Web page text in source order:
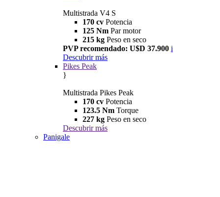
Multistrada V4 S
170 cv Potencia
125 Nm Par motor
215 kg Peso en seco
PVP recomendado: U$D 37.900 i
Descubrir más
Pikes Peak
}
Multistrada Pikes Peak
170 cv Potencia
123.5 Nm Torque
227 kg Peso en seco
Descubrir más
Panigale